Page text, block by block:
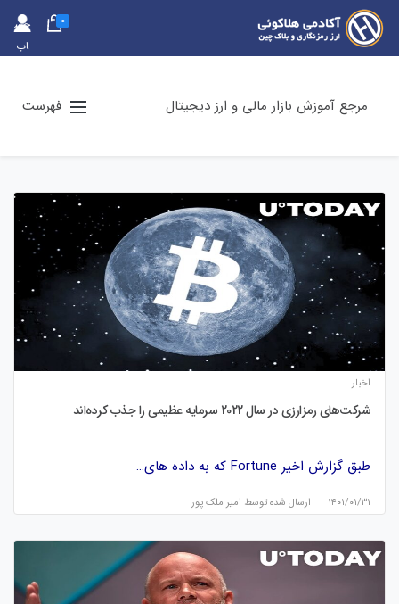
حس
اب
0
مرجع آموزش بازار مالی و ارز دیجیتال فهرست
اخبار
شرکت‌های رمزارزی در سال 2022 سرمایه عظیمی را جذب کرده‌اند
طبق گزارش اخیر Fortune که به داده های…
۱۴۰۱/۰۱/۳۱ ارسال شده توسط امیر ملک پور